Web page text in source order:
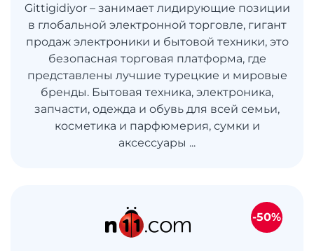
Gittigidiyor – занимает лидирующие позиции
в глобальной электронной торговле, гигант
продаж электроники и бытовой техники, это
безопасная торговая платформа, где
представлены лучшие турецкие и мировые
бренды. Бытовая техника, электроника,
запчасти, одежда и обувь для всей семьи,
косметика и парфюмерия, сумки и
аксессуары ...
-50%